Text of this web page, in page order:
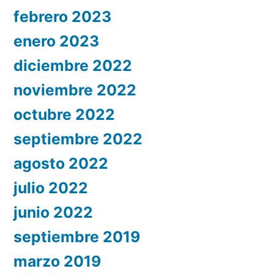
febrero 2023
enero 2023
diciembre 2022
noviembre 2022
octubre 2022
septiembre 2022
agosto 2022
julio 2022
junio 2022
septiembre 2019
marzo 2019